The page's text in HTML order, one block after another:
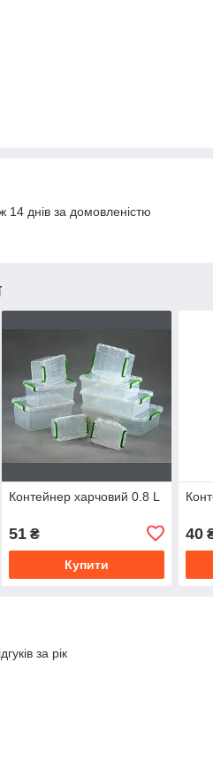
днів за домовленістю
Контейнер харчовий 0.8 L
51₴
Купити
40
за рік